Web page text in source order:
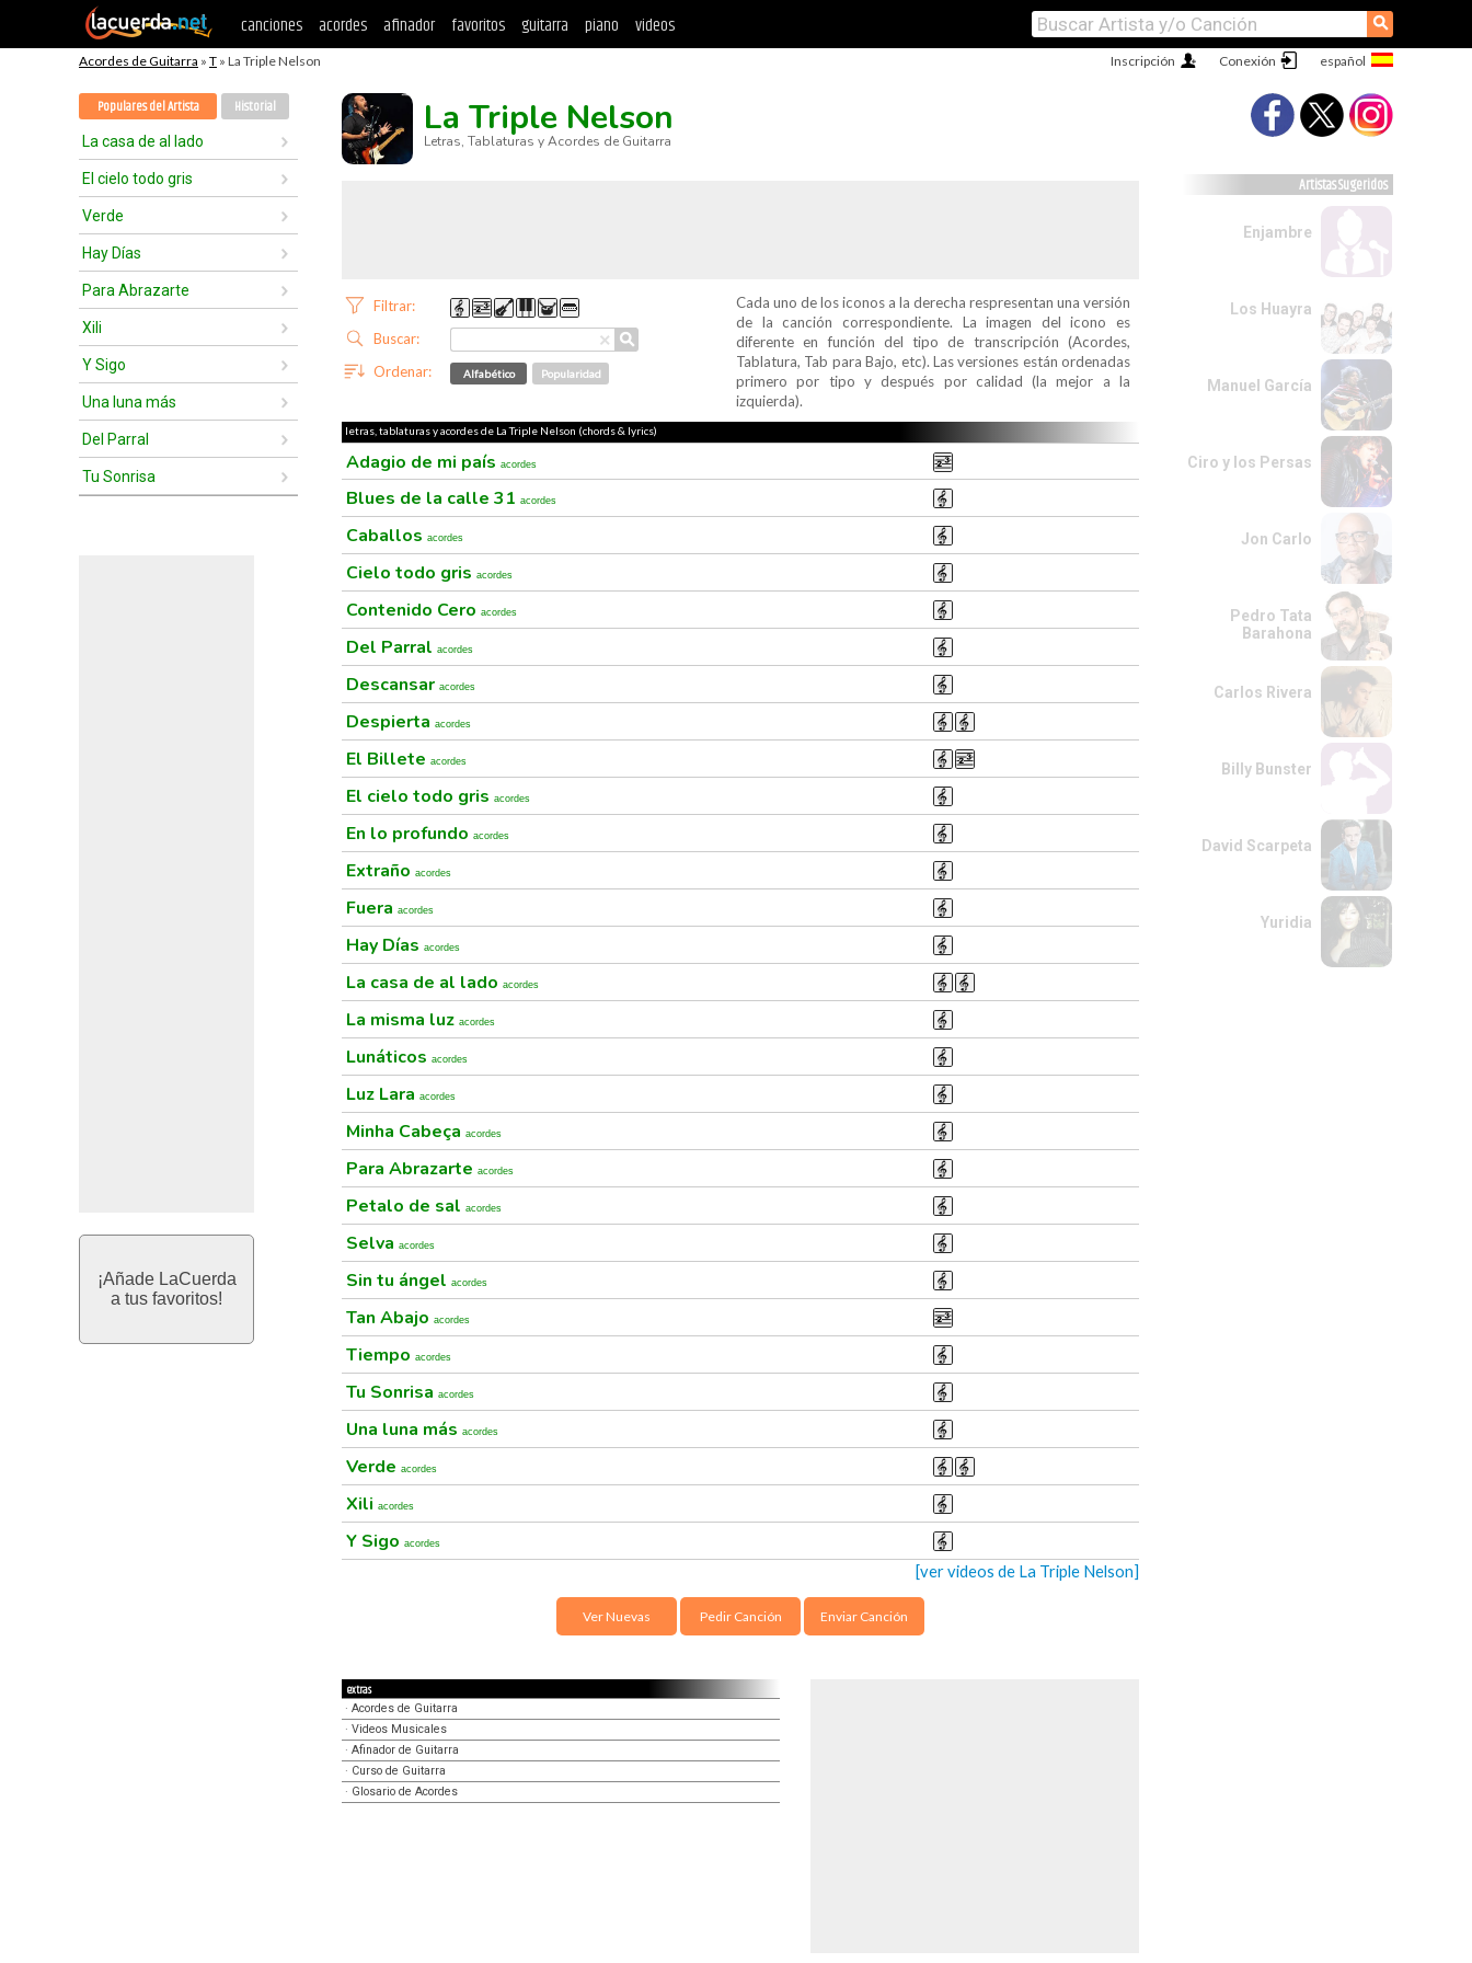
canciones acordes afinador favoritos guitarra piano videos ⚲
Acordes de Guitarra » T » La Triple Nelson Conexión
Inscripción
Populares del Artista Historial
La casa de al lado
El cielo todo gris
Verde
Hay Días
Para Abrazarte
Xili
Y Sigo
Una luna más
Del Parral
Tu Sonrisa
¡Añade LaCuerda
a tus favoritos!
La Triple Nelson
Letras, Tablaturas y Acordes de Guitarra
Filtrar:
×
Buscar: ⚲
Ordenar: Alfabético Popularidad
Cada uno de los iconos a la derecha respresentan una versión
de la canción correspondiente. La imagen del icono es
diferente en función del tipo de transcripción (Acordes,
Tablatura, Tab para Bajo, etc). Las versiones están ordenadas
primero por tipo y después por calidad (la mejor a la
izquierda).
letras, tablaturas y acordes de La Triple Nelson (chords & lyrics)
Adagio de mi país acordes
Blues de la calle 31 acordes
Caballos acordes
Cielo todo gris acordes
Contenido Cero acordes
Del Parral acordes
Descansar acordes
Despierta acordes
El Billete acordes
El cielo todo gris acordes
En lo profundo acordes
Extraño acordes
Fuera acordes
Hay Días acordes
La casa de al lado acordes
La misma luz acordes
Lunáticos acordes
Luz Lara acordes
Minha Cabeça acordes
Para Abrazarte acordes
Petalo de sal acordes
Selva acordes
Sin tu ángel acordes
Tan Abajo acordes
Tiempo acordes
Tu Sonrisa acordes
Una luna más acordes
Verde acordes
Xili acordes
Y Sigo acordes
[ver videos de La Triple Nelson]
Ver Nuevas Pedir Canción Enviar Canción
extras
· Acordes de Guitarra
· Videos Musicales
· Afinador de Guitarra
· Curso de Guitarra
· Glosario de Acordes
Artistas Sugeridos
Enjambre
Los Huayra
Manuel García
Ciro y los Persas
Jon Carlo
Pedro Tata
Barahona
Carlos Rivera
Billy Bunster
David Scarpeta
Yuridia